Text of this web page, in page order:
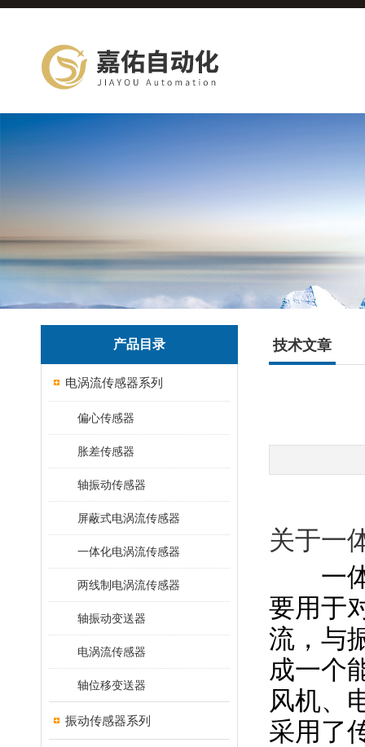
产品目录
电涡流传感器系列
偏心传感器
胀差传感器
轴振动传感器
屏蔽式电涡流传感器
一体化电涡流传感器
两线制电涡流传感器
轴振动变送器
电涡流传感器
轴位移变送器
振动传感器系列
技术文章
关于一
一体
要用于
流，与
成一个
风机、
采用了